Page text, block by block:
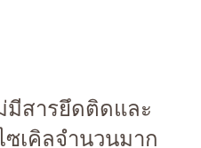
สารยึดติดและ
ซเคิลจำนวนมาก